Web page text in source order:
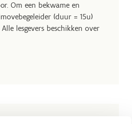
Om een bekwame en
(duur = 15u)
lesgevers beschikken over